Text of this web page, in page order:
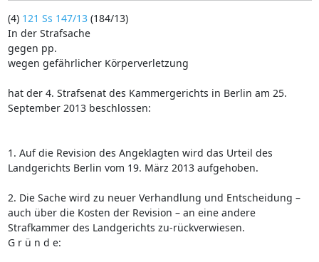
(4) 121 Ss 147/13(184/13)
In der Strafsache
gegen pp.
wegen gefährlicher Körperverletzung
hat der 4. Strafsenat des Kammergerichts in Berlin am 25.
September 2013 beschlossen:
1. Auf die Revision des Angeklagten wird das Urteil des
Landgerichts Berlin vom 19. März 2013 aufgehoben.
2. Die Sache wird zu neuer Verhandlung und Entscheidung –
auch über die Kosten der Revision – an eine andere
Strafkammer des Landgerichts zu-rückverwiesen.
G r ü n d e: